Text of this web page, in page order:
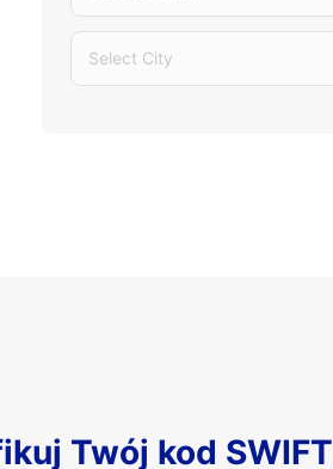
Select City
Twój kod SWIFT